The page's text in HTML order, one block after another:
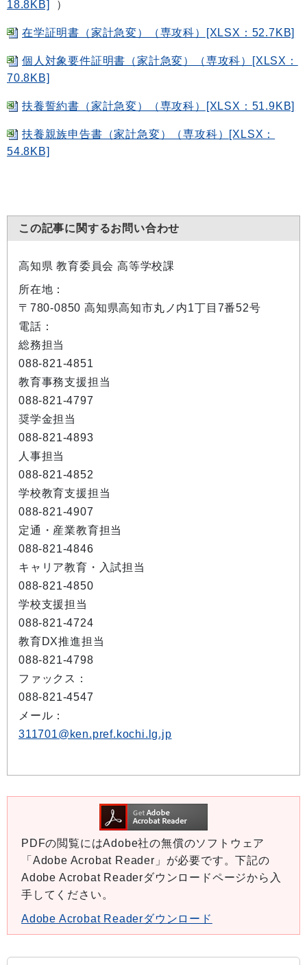
18.8KB]
）
在学証明書（家計急変）（専攻科）[XLSX：52.7KB]
個人対象要件証明書（家計急変）（専攻科）[XLSX：
70.8KB]
扶養誓約書（家計急変）（専攻科）[XLSX：51.9KB]
扶養親族申告書（家計急変）（専攻科）[XLSX：
54.8KB]
この記事に関するお問い合わせ
高知県 教育委員会 高等学校課
所在地：
〒780-0850 高知県高知市丸ノ内1丁目7番52号
電話：
総務担当
088-821-4851
教育事務支援担当
088-821-4797
奨学金担当
088-821-4893
人事担当
088-821-4852
学校教育支援担当
088-821-4907
定通・産業教育担当
088-821-4846
キャリア教育・入試担当
088-821-4850
学校支援担当
088-821-4724
教育DX推進担当
088-821-4798
ファックス：
088-821-4547
メール：
311701@ken.pref.kochi.lg.jp
PDFの閲覧にはAdobe社の無償のソフトウェア
「Adobe Acrobat Reader」が必要です。下記の
Adobe Acrobat Readerダウンロードページから入
手してください。
Adobe Acrobat Readerダウンロード